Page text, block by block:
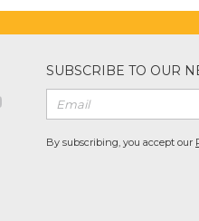
SUBSCRIBE TO OUR
By subscribing, you accept our